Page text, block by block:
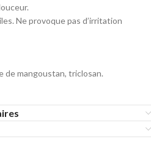
Ne provoque pas d’irritation
de mangoustan, triclosan.